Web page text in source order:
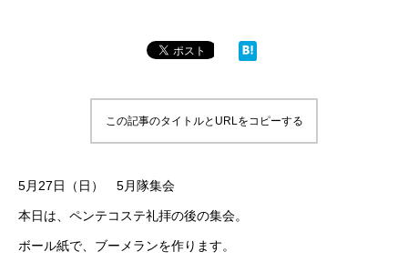
この記事のタイトルとURLをコピーする
5月27日（日） 5月隊集会
本日は、ペンテコステ礼拝の後の集会。
ボール紙で、ブーメランを作ります。